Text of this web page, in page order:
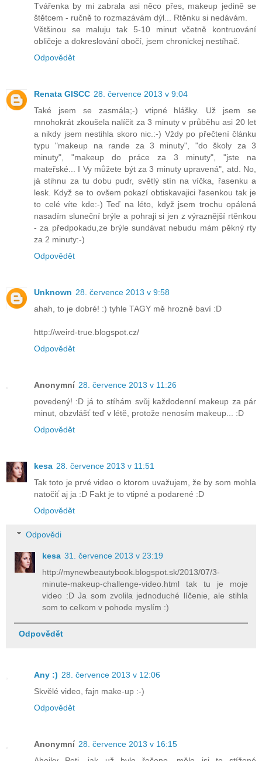
Tvářenka by mi zabrala asi něco přes, makeup jedině se
štětcem - ručně to rozmazávám dýl... Rtěnku si nedávám.
Většinou se maluju tak 5-10 minut včetně kontruování
obličeje a dokreslování obočí, jsem chronickej nestíhač.
Odpovědět
Renata GISCC 28. července 2013 v 9:04
Také jsem se zasmála;-) vtipné hlášky. Už jsem se
mnohokrát zkoušela nalíčit za 3 minuty v průběhu asi 20 let
a nikdy jsem nestihla skoro nic.:-) Vždy po přečtení článku
typu "makeup na rande za 3 minuty", "do školy za 3
minuty", "makeup do práce za 3 minuty", "jste na
mateřské... I Vy můžete být za 3 minuty upravená", atd. No,
já stihnu za tu dobu pudr, světlý stín na víčka, řasenku a
lesk. Když se to ovšem pokazí obtiskavajici řasenkou tak je
to celé víte kde:-) Teď na léto, když jsem trochu opálená
nasadím sluneční brýle a pohraji si jen z výraznější rtěnkou
- za předpokadu,ze brýle sundávat nebudu mám pěkný rty
za 2 minuty:-)
Odpovědět
Unknown 28. července 2013 v 9:58
ahah, to je dobré! :) tyhle TAGY mě hrozně baví :D
http://weird-true.blogspot.cz/
Odpovědět
Anonymní 28. července 2013 v 11:26
povedený! :D já to stíhám svůj každodenní makeup za pár
minut, obzvlášť teď v létě, protože nenosím makeup... :D
Odpovědět
kesa 28. července 2013 v 11:51
Tak toto je prvé video o ktorom uvažujem, že by som mohla
natočiť aj ja :D Fakt je to vtipné a podarené :D
Odpovědět
Odpovědi
kesa 31. července 2013 v 23:19
http://mynewbeautybook.blogspot.sk/2013/07/3-
minute-makeup-challenge-video.html tak tu je moje
video :D Ja som zvolila jednoduché líčenie, ale stihla
som to celkom v pohode myslím :)
Odpovědět
Any :) 28. července 2013 v 12:06
Skvělé video, fajn make-up :-)
Odpovědět
Anonymní 28. července 2013 v 16:15